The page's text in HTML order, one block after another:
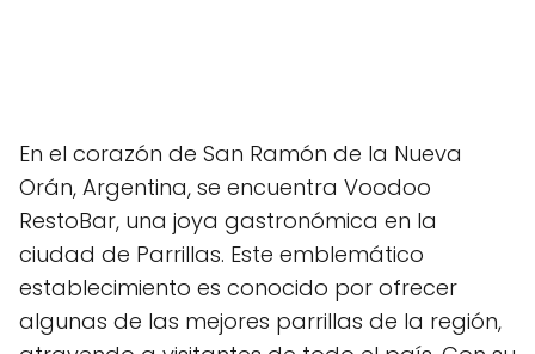
En el corazón de San Ramón de la Nueva
Orán, Argentina, se encuentra Voodoo
RestoBar, una joya gastronómica en la
ciudad de Parrillas. Este emblemático
establecimiento es conocido por ofrecer
algunas de las mejores parrillas de la región,